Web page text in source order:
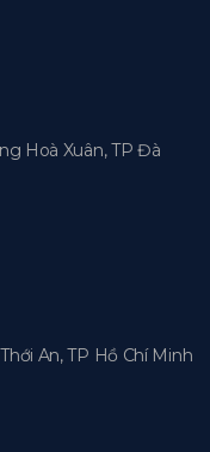
Hoà Xuân, TP Đà
An, TP Hồ Chí Minh